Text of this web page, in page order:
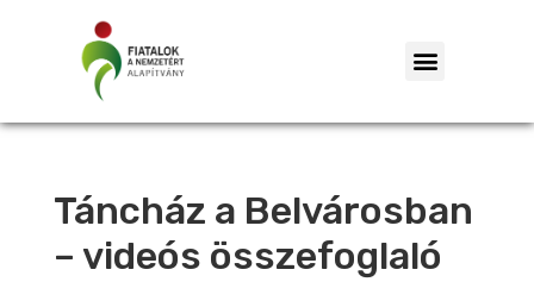
Táncház a Belvárosban
– videós összefoglaló